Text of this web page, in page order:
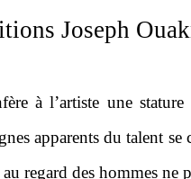
Joseph
à l’artiste une
apparents du talent
regard des hommes ne